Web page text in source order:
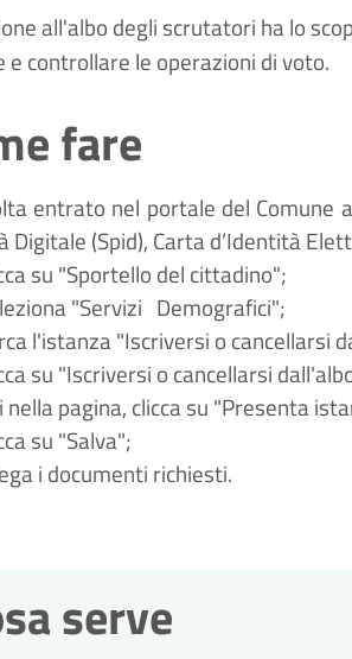
all'albo degli scrutatori ha lo
e controllare le operazioni di voto.
fare
entrato nel portale del Comune
Digitale (Spid), Carta d’Identità
su "Sportello del cittadino";
"Servizi Demografici";
l'istanza "Iscriversi o cancellarsi
su "Iscriversi o cancellarsi
nella pagina, clicca su "Presenta
su "Salva";
i documenti richiesti.
serve